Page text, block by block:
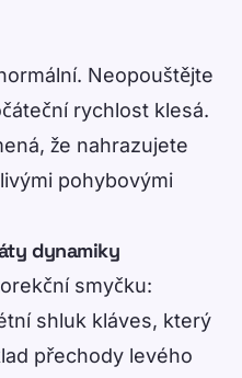
Neopouštějte
rychlost klesá.
že nahrazujete
pohybovými
dynamiky
smyčku:
shluk kláves, který
přechody levého